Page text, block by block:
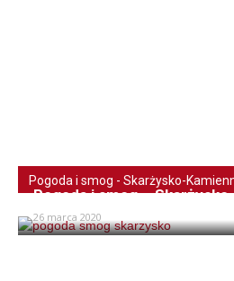
Pogoda i smog - Skarżysko-
Pogoda i smog –
26 marca 2020